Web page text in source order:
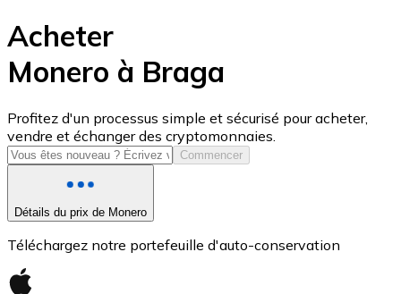
USD Coin
USDC
Acheter
Monero à Braga
Profitez d'un processus simple et sécurisé pour acheter,
vendre et échanger des cryptomonnaies.
Commencer
Détails du prix de Monero
Téléchargez notre portefeuille d'auto-conservation